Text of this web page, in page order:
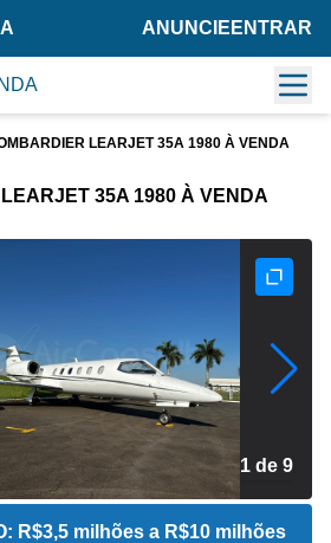
ANUNCIE ENTRAR
LEARJET 35A 1980 À VENDA
35A 1980 À VENDA
2 de 9
R$3,5 milhões a R$10 milhões